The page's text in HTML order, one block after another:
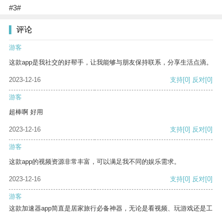
#3#
评论
游客
这款app是我社交的好帮手，让我能够与朋友保持联系，分享生活点滴。
2023-12-16 支持[0] 反对[0]
游客
超棒啊 好用
2023-12-16 支持[0] 反对[0]
游客
这款app的视频资源非常丰富，可以满足我不同的娱乐需求。
2023-12-16 支持[0] 反对[0]
游客
这款加速器app简直是居家旅行必备神器，无论是看视频、玩游戏还是工